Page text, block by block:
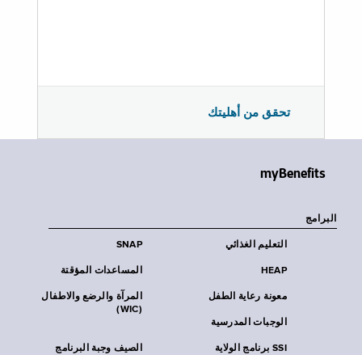
تحقق من أهليتك
myBenefits
البرامج
SNAP التعليم الغذائي
المساعدات المؤقتة HEAP
المرآة والرضع والاطفال
(WIC)
معونة رعاية الطفل
الوجبات المدرسية
الصيف وجبة البرنامج
SSI برنامج الولاية